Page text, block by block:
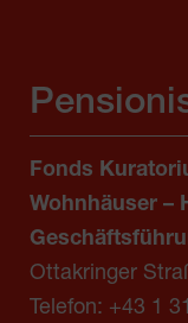
Fonds
Wohnhäuser –
Ottakringer
Telefon: +43 1